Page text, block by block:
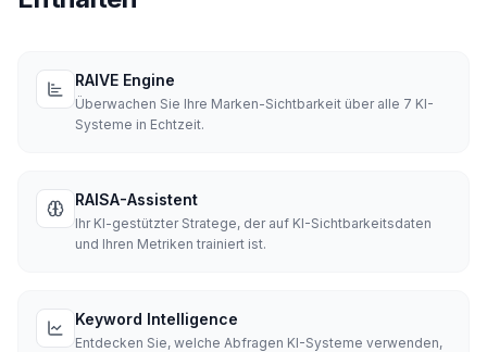
RAIVE Engine
Überwachen Sie Ihre Marken-Sichtbarkeit über alle 7 KI-
Systeme in Echtzeit.
RAISA-Assistent
Ihr KI-gestützter Stratege, der auf KI-Sichtbarkeitsdaten
und Ihren Metriken trainiert ist.
Keyword Intelligence
Entdecken Sie, welche Abfragen KI-Systeme verwenden,